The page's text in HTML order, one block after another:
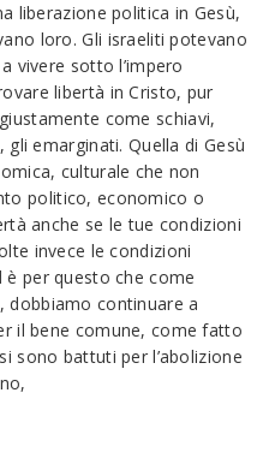
liberazione politica in Gesù,
loro. Gli israeliti potevano
vivere sotto l’impero
libertà in Cristo, pur
come schiavi,
emarginati. Quella di Gesù
culturale che non
politico, economico o
anche se le tue condizioni
invece le condizioni
per questo che come
dobbiamo continuare a
il bene comune, come fatto
sono battuti per l’abolizione